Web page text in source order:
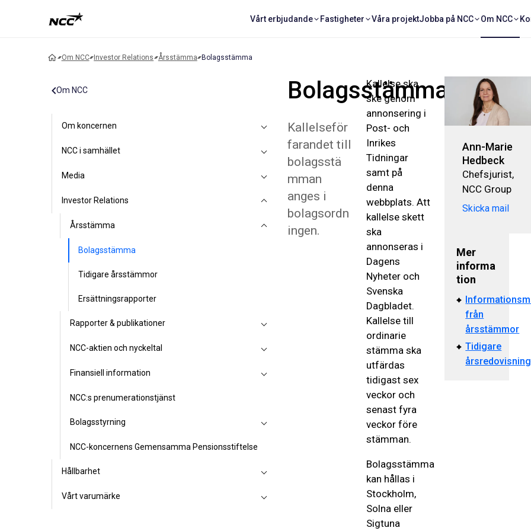
Vårt erbjudande Fastigheter Våra projektJobba på NCC Om NCC
Om NCC Investor Relations Årsstämma Bolagsstämma
Om NCC
Om koncernen
NCC i samhället
Media
Investor Relations
Årsstämma
Bolagsstämma
Tidigare årsstämmor
Ersättningsrapporter
Rapporter & publikationer
NCC-aktien och nyckeltal
Finansiell information
NCC:s prenumerationstjänst
Bolagsstyrning
NCC-koncernens Gemensamma Pensionsstiftelse
Hållbarhet
Vårt varumärke
Bolagsstämma
Kallelseför
farandet till
bolagsstä
mman
anges i
bolagsordn
ingen.
Kallelse ska
ske genom
annonsering i
Post- och
Inrikes
Tidningar
samt på
denna
webbplats. Att
kallelse skett
ska
annonseras i
Dagens
Nyheter och
Svenska
Dagbladet.
Kallelse till
ordinarie
stämma ska
utfärdas
tidigast sex
veckor och
senast fyra
veckor före
stämman.
Bolagsstämma
kan hållas i
Stockholm,
Solna eller
Sigtuna
Ann-Marie
Hedbeck
Chefsjurist,
NCC Group
Skicka mail
Mer
informa
tion
från
årsstämmor
Tidigare